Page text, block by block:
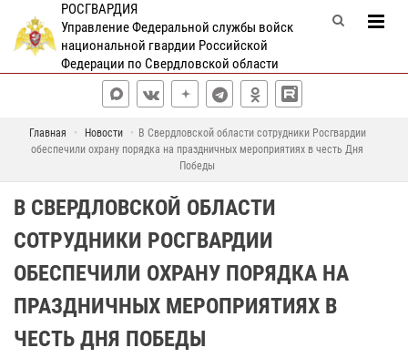
РОСГВАРДИЯ
Управление Федеральной службы войск
национальной гвардии Российской
Федерации по Свердловской области
Главная Новости
В Свердловской области сотрудники Росгвардии
обеспечили охрану порядка на праздничных мероприятиях в честь Дня
Победы
В СВЕРДЛОВСКОЙ ОБЛАСТИ
СОТРУДНИКИ РОСГВАРДИИ
ОБЕСПЕЧИЛИ ОХРАНУ ПОРЯДКА НА
ПРАЗДНИЧНЫХ МЕРОПРИЯТИЯХ В
ЧЕСТЬ ДНЯ ПОБЕДЫ